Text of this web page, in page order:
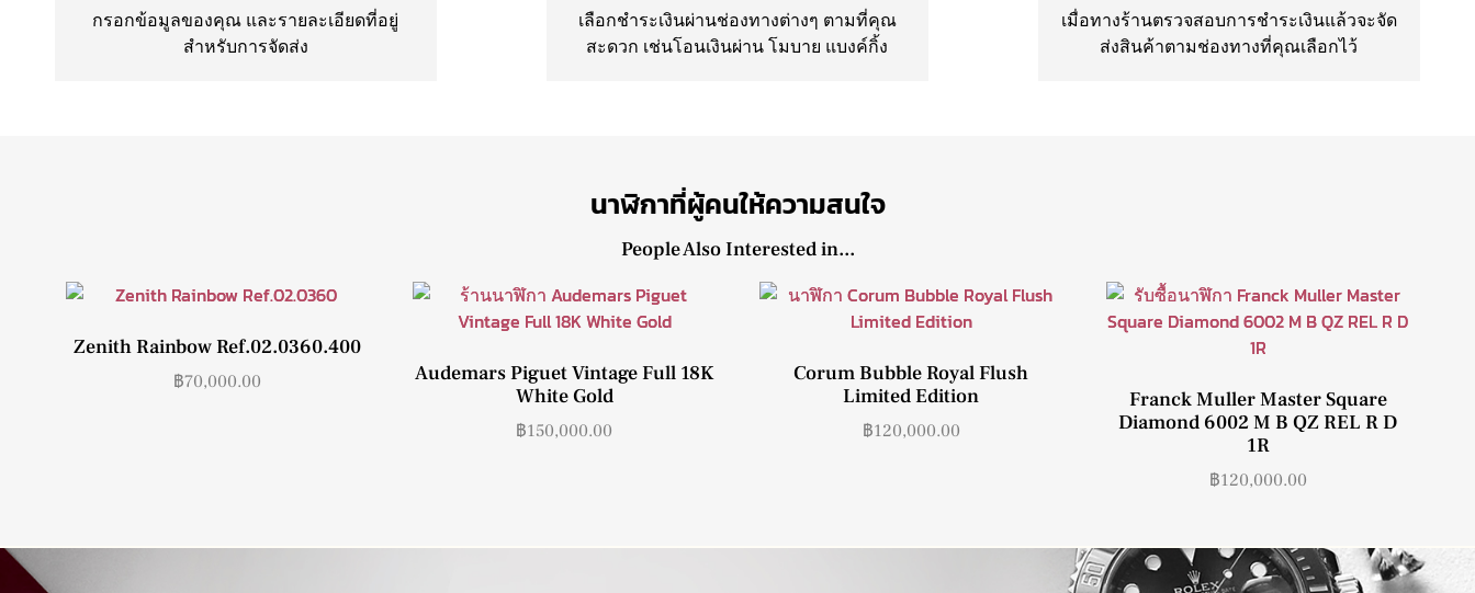
กรอกข้อมูลของคุณ และรายละเอียดที่อยู่
สำหรับการจัดส่ง
เลือกชำระเงินผ่านช่องทางต่างๆ ตามที่คุณ
สะดวก เช่นโอนเงินผ่าน โมบาย แบงค์กิ้ง
เมื่อทางร้านตรวจสอบการชำระเงินแล้วจะจัด
ส่งสินค้าตามช่องทางที่คุณเลือกไว้
นาฬิกาที่ผู้คนให้ความสนใจ
People Also Interested in...
Zenith Rainbow Ref.02.0360.400
฿70,000.00
Audemars Piguet Vintage Full 18K
White Gold
฿150,000.00
Corum Bubble Royal Flush
Limited Edition
฿120,000.00
Franck Muller Master Square
Diamond 6002 M B QZ REL R D
1R
฿120,000.00